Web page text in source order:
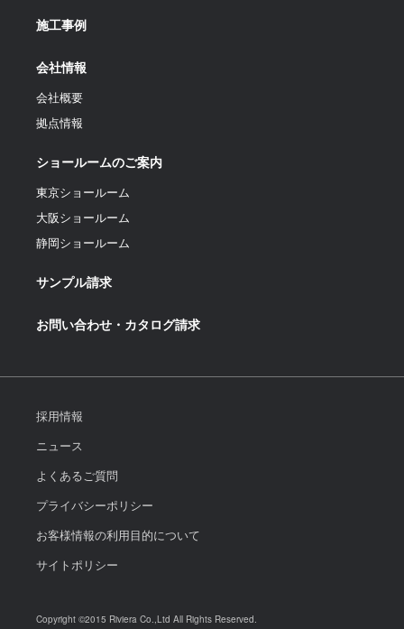
施工事例
会社情報
会社概要
拠点情報
ショールームのご案内
東京ショールーム
大阪ショールーム
静岡ショールーム
サンプル請求
お問い合わせ・カタログ請求
採用情報
ニュース
よくあるご質問
プライバシーポリシー
お客様情報の利用目的について
サイトポリシー
Copyright ©2015 Riviera Co.,Ltd All Rights Reserved.